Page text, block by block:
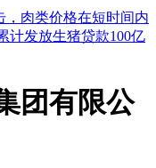
，肉类价格在短时间内
计发放生猪贷款100亿
团有限公